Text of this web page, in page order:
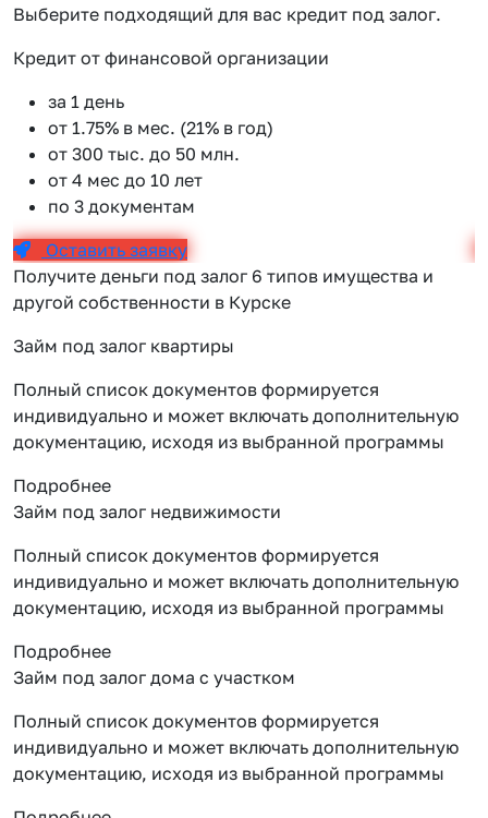
Выберите подходящий для вас кредит под залог.
Кредит от финансовой организации
за 1 день
от 1.75% в мес. (21% в год)
от 300 тыс. до 50 млн.
от 4 мес до 10 лет
по 3 документам
Оставить заявку
Получите деньги под залог 6 типов имущества и
другой собственности в Курске
Займ под залог квартиры
Полный список документов формируется
индивидуально и может включать дополнительную
документацию, исходя из выбранной программы
Подробнее
Займ под залог недвижимости
Полный список документов формируется
индивидуально и может включать дополнительную
документацию, исходя из выбранной программы
Подробнее
Займ под залог дома с участком
Полный список документов формируется
индивидуально и может включать дополнительную
документацию, исходя из выбранной программы